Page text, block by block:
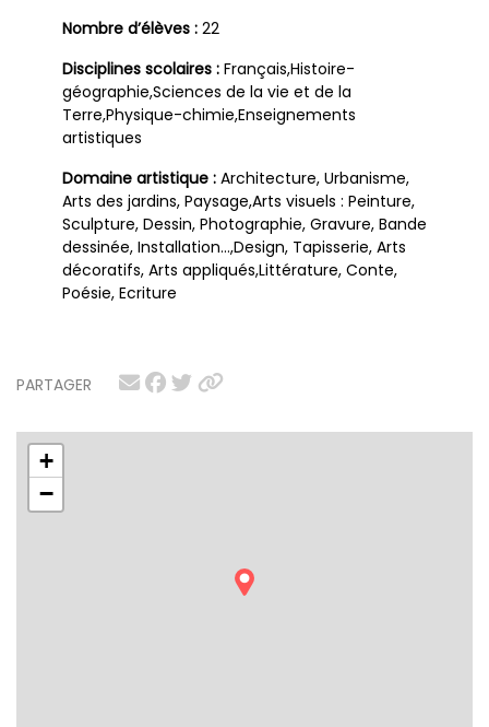
PARTAGER
+
−
Nombre d’élèves : 22
Disciplines scolaires : Français,Histoire-
géographie,Sciences de la vie et de la
Terre,Physique-chimie,Enseignements
artistiques
Domaine artistique : Architecture, Urbanisme,
Arts des jardins, Paysage,Arts visuels : Peinture,
Sculpture, Dessin, Photographie, Gravure, Bande
dessinée, Installation…,Design, Tapisserie, Arts
décoratifs, Arts appliqués,Littérature, Conte,
Poésie, Ecriture